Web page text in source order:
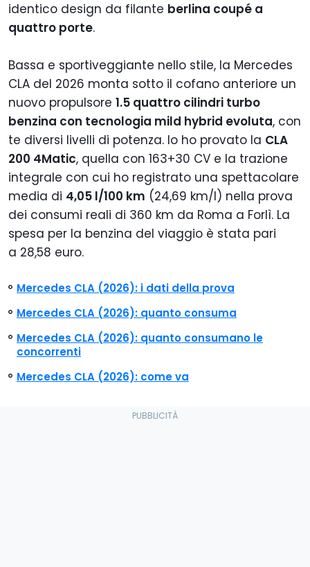
identico design da filante berlina coupé a
quattro porte.
Bassa e sportiveggiante nello stile, la Mercedes
CLA del 2026 monta sotto il cofano anteriore un
nuovo propulsore 1.5 quattro cilindri turbo
benzina con tecnologia mild hybrid evoluta, con
te diversi livelli di potenza. Io ho provato la CLA
200 4Matic, quella con 163+30 CV e la trazione
integrale con cui ho registrato una spettacolare
media di 4,05 l/100 km (24,69 km/l) nella prova
dei consumi reali di 360 km da Roma a Forlì. La
spesa per la benzina del viaggio è stata pari
a 28,58 euro.
Mercedes CLA (2026): i dati della prova
Mercedes CLA (2026): quanto consuma
Mercedes CLA (2026): quanto consumano le
concorrenti
Mercedes CLA (2026): come va